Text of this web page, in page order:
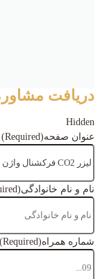
دریافت
Hidden
عنوان صفحه(Required)
نام و نام خانوادگی(Required)
شماره همراه(Required)